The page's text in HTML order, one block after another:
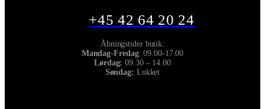
+45 42 64 20 24
Åbningstider butik:
Mandag-Fredag: 09.00-17.00
Lørdag:09.30 – 14.00
Søndag: Lukket